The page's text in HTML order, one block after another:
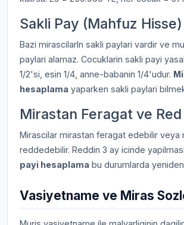
Sakli Pay (Mahfuz Hisse)
Bazi mirascilarIn sakli paylari vardir ve
paylari alamaz. Cocuklarin sakli payi
1/2'si, esin 1/4, anne-babanin 1/4'udur.
hesaplama yaparken sakli paylari
Mirastan Feragat ve Red
Mirascilar mirastan feragat edebilir veya
reddedebilir. Reddin 3 ay icinde
payi hesaplama bu durumlarda
Vasiyetname ve Miras